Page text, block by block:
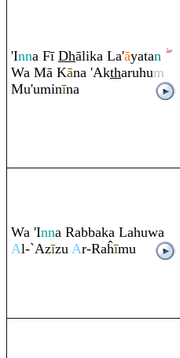
'Inna Fī Dhālika La'āyatan
Wa Mā Kāna 'Aktharuhum
Mu'uminīna
Wa 'Inna Rabbaka Lahuwa
Al-`Azīzu Ar-Raĥīmu